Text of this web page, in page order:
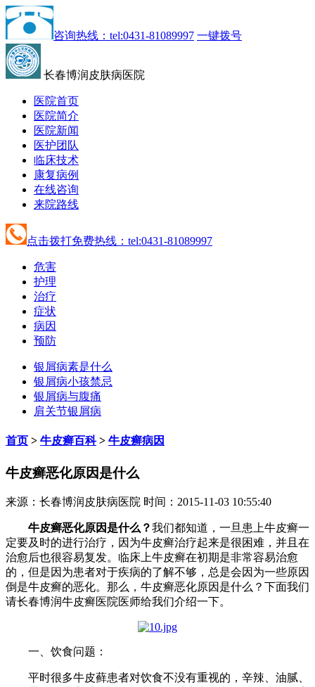
咨询热线：tel:0431-81089997 一键拨号
长春博润皮肤病医院
医院首页
医院简介
医院新闻
医护团队
临床技术
康复病例
在线咨询
来院路线
点击拨打免费热线：tel:0431-81089997
危害
护理
治疗
症状
病因
预防
银屑病素是什么
银屑病小孩禁忌
银屑病与腹痛
肩关节银屑病
首页 > 牛皮癣百科> 牛皮癣病因
牛皮癣恶化原因是什么
来源：长春博润皮肤病医院 时间：2015-11-03 10:55:40
牛皮癣恶化原因是什么？我们都知道，一旦患上牛皮癣一
定要及时的进行治疗，因为牛皮癣治疗起来是很困难，并且在
治愈后也很容易复发。临床上牛皮癣在初期是非常容易治愈
的，但是因为患者对于疾病的了解不够，总是会因为一些原因
倒是牛皮癣的恶化。那么，牛皮癣恶化原因是什么？下面我们
请长春博润牛皮癣医院医师给我们介绍一下。
一、饮食问题：
平时很多牛皮藓患者对饮食不没有重视的，辛辣、油腻、